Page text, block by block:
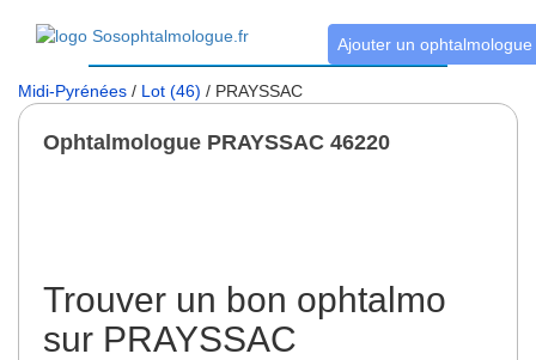
Ajouter un ophtalmologue
Midi-Pyrénées / Lot (46) / PRAYSSAC
Ophtalmologue PRAYSSAC 46220
Trouver un bon ophtalmo
sur PRAYSSAC